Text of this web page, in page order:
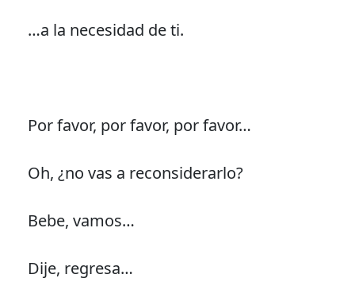
…a la necesidad de ti.
Por favor, por favor, por favor…
Oh, ¿no vas a reconsiderarlo?
Bebe, vamos…
Dije, regresa…